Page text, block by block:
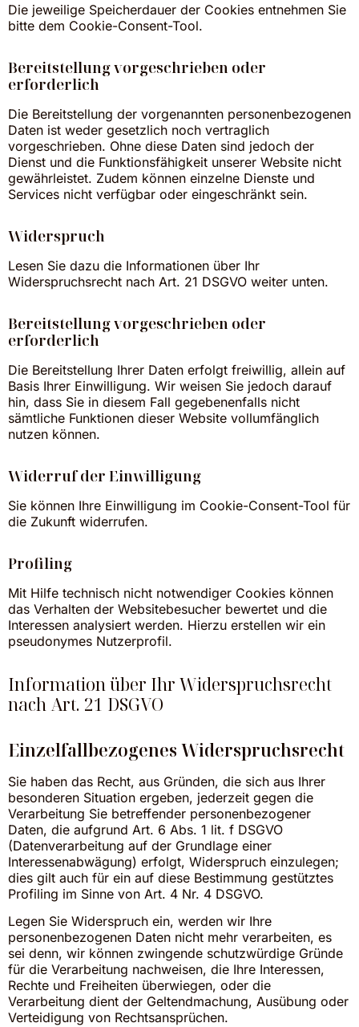
Die jeweilige Speicherdauer der Cookies entnehmen Sie
bitte dem Cookie-Consent-Tool.
Bereitstellung vorgeschrieben oder
erforderlich
Die Bereitstellung der vorgenannten personenbezogenen
Daten ist weder gesetzlich noch vertraglich
vorgeschrieben. Ohne diese Daten sind jedoch der
Dienst und die Funktionsfähigkeit unserer Website nicht
gewährleistet. Zudem können einzelne Dienste und
Services nicht verfügbar oder eingeschränkt sein.
Widerspruch
Lesen Sie dazu die Informationen über Ihr
Widerspruchsrecht nach Art. 21 DSGVO weiter unten.
Bereitstellung vorgeschrieben oder
erforderlich
Die Bereitstellung Ihrer Daten erfolgt freiwillig, allein auf
Basis Ihrer Einwilligung. Wir weisen Sie jedoch darauf
hin, dass Sie in diesem Fall gegebenenfalls nicht
sämtliche Funktionen dieser Website vollumfänglich
nutzen können.
Widerruf der Einwilligung
Sie können Ihre Einwilligung im Cookie-Consent-Tool für
die Zukunft widerrufen.
Profiling
Mit Hilfe technisch nicht notwendiger Cookies können
das Verhalten der Websitebesucher bewertet und die
Interessen analysiert werden. Hierzu erstellen wir ein
pseudonymes Nutzerprofil.
Information über Ihr Widerspruchsrecht
nach Art. 21 DSGVO
Einzelfallbezogenes Widerspruchsrecht
Sie haben das Recht, aus Gründen, die sich aus Ihrer
besonderen Situation ergeben, jederzeit gegen die
Verarbeitung Sie betreffender personenbezogener
Daten, die aufgrund Art. 6 Abs. 1 lit. f DSGVO
(Datenverarbeitung auf der Grundlage einer
Interessenabwägung) erfolgt, Widerspruch einzulegen;
dies gilt auch für ein auf diese Bestimmung gestütztes
Profiling im Sinne von Art. 4 Nr. 4 DSGVO.
Legen Sie Widerspruch ein, werden wir Ihre
personenbezogenen Daten nicht mehr verarbeiten, es
sei denn, wir können zwingende schutzwürdige Gründe
für die Verarbeitung nachweisen, die Ihre Interessen,
Rechte und Freiheiten überwiegen, oder die
Verarbeitung dient der Geltendmachung, Ausübung oder
Verteidigung von Rechtsansprüchen.